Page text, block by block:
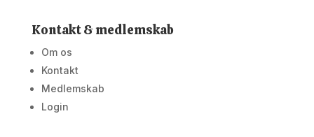
Kontakt & medlemskab
Om os
Kontakt
Medlemskab
Login